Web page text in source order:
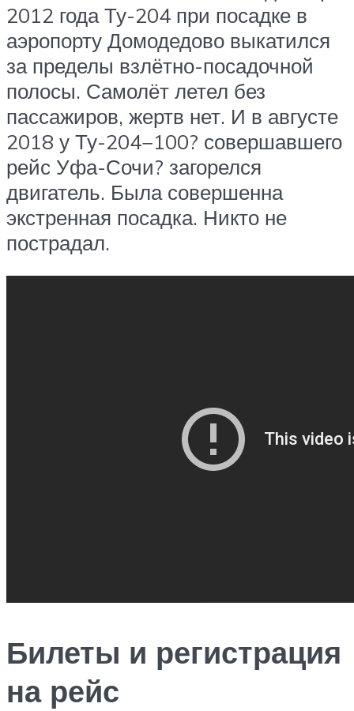
2012 года Ту-204 при посадке в
аэропорту Домодедово выкатился
за пределы взлётно-посадочной
полосы. Самолёт летел без
пассажиров, жертв нет. И в августе
2018 у Ту-204−100? совершавшего
рейс Уфа-Сочи? загорелся
двигатель. Была совершенна
экстренная посадка. Никто не
пострадал.
Билеты и регистрация
на рейс